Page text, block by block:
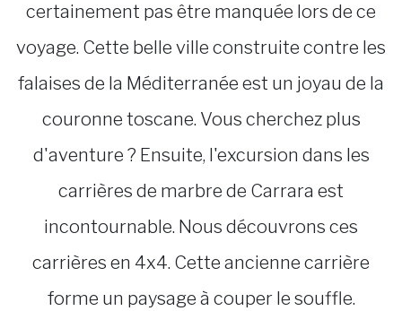
certainement pas être manquée lors de ce
voyage. Cette belle ville construite contre les
falaises de la Méditerranée est un joyau de la
couronne toscane. Vous cherchez plus
d'aventure ? Ensuite, l'excursion dans les
carrières de marbre de Carrara est
incontournable. Nous découvrons ces
carrières en 4x4. Cette ancienne carrière
forme un paysage à couper le souffle.